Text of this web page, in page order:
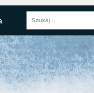
Fraza